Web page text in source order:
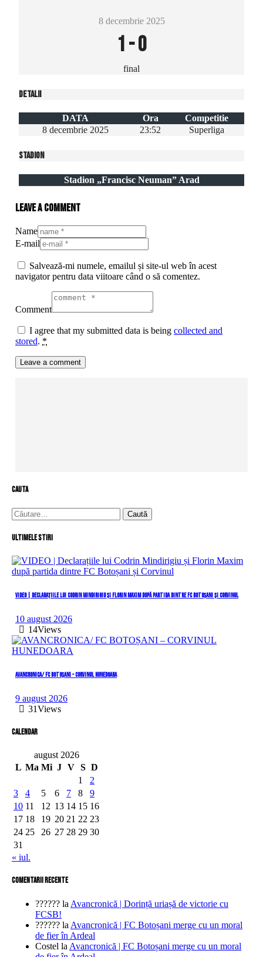
8 decembrie 2025
1-0
final
Detalii
DATA Ora
Competitie
8 decembrie 2025
23:52 Superliga
Stadion
Stadion „Francisc Neuman” Arad
Leave a comment
Name
E-mail
Salvează-mi numele, emailul și site-ul web în acest
navigator pentru data viitoare când o să comentez.
Comment
I agree that my submitted data is being collected and
stored. *
cauta
Caută
după:
Ultimele stiri
VIDEO | Declarațiile lui Codrin Mindirigiu și Florin Maxim după partida dintre FC Botoșani și Corvinul
10 august 2026
14Views
AVANCRONICA/ FC BOTOȘANI – CORVINUL HUNEDOARA
9 august 2026
31Views
Calendar
august 2026
L Ma Mi J V S D
1
2
3
4 5 6 7 8
9
10 11 12 13 14 15 16
17 18 19 20 21 22 23
24 25 26 27 28 29 30
31
« iul.
comentarii recente
?????? la Avancronică | Dorință uriașă de victorie cu
FCSB!
?????? la Avancronică | FC Botoșani merge cu un moral
de fier în Ardeal
Costel la Avancronică | FC Botoșani merge cu un moral